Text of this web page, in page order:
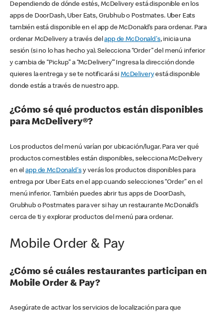
Dependiendo de dónde estés, McDelivery está disponible en los
apps de DoorDash, Uber Eats, Grubhub o Postmates. Uber Eats
también está disponible en el app de McDonald’s para ordenar. Para
ordenar McDelivery a través delapp de McDonald's, inicia una
sesión (si no lo has hecho ya). Selecciona “Order” del menú inferior
y cambia de “Pickup” a “McDelivery’” Ingresa la dirección donde
quieres la entrega y se te notificará si McDeliveryestá disponible
donde estás a través de nuestro app.
¿Cómo sé qué productos están disponibles
para McDelivery®?
Los productos del menú varían por ubicación/lugar. Para ver qué
productos comestibles están disponibles, selecciona McDelivery
en elapp de McDonald'sy verás los productos disponibles para
entrega por Uber Eats en el app cuando selecciones “Order” en el
menú inferior. También puedes abrir tus apps de DoorDash,
Grubhub o Postmates para ver si hay un restaurante McDonald’s
cerca de ti y explorar productos del menú para ordenar.
Mobile Order & Pay
¿Cómo sé cuáles restaurantes participan en
Mobile Order & Pay?
Asegúrate de activar los servicios de localización para que